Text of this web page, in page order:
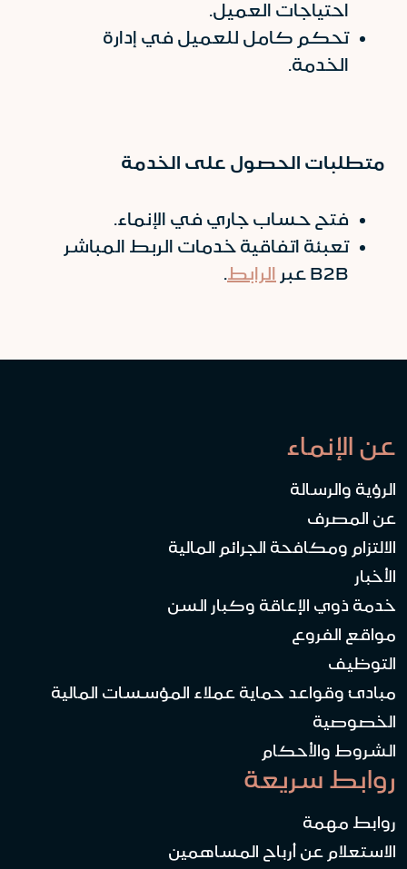
احتياجات العميل.
تحكم كامل للعميل في إدارة
الخدمة.
متطلبات الحصول على الخدمة
فتح حساب جاري في الإنماء.
تعبئة اتفاقية خدمات الربط المباشر
B2B عبر
الرابط.
عن الإنماء
الرؤية والرسالة
عن المصرف
الالتزام ومكافحة الجرائم المالية
الأخبار
خدمة ذوي الإعاقة وكبار السن
مواقع الفروع
التوظيف
مبادئ وقواعد حماية عملاء المؤسسات المالية
الخصوصية
الشروط والأحكام
روابط سريعة
روابط مهمة
الاستعلام عن أرباح المساهمين